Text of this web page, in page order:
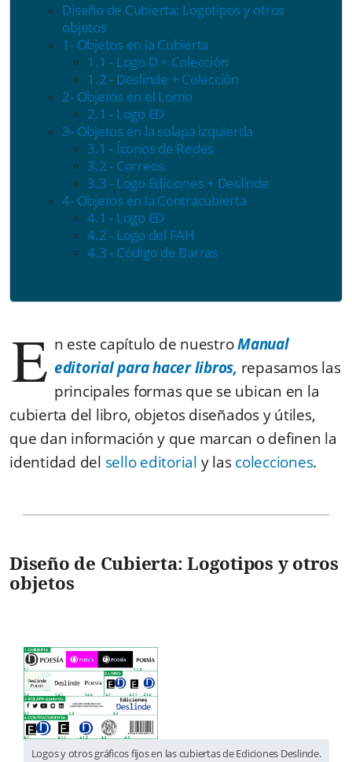
Diseño de Cubierta: Logotipos y otros
objetos
1- Objetos en la Cubierta
1.1 - Logo D + Colección
1.2 - Deslinde + Colección
2- Objetos en el Lomo
2.1 - Logo ED
3- Objetos en la solapa izquierda
3.1 - Íconos de Redes
3.2 - Correos
3.3 - Logo Ediciones + Deslinde
4- Objetos en la Contracubierta
4.1 - Logo ED
4.2 - Logo del FAH
4.3 - Código de Barras
E n este capítulo de nuestroManual
editorial para hacer libros, repasamos las
principales formas que se ubican en la
cubierta del libro, objetos diseñados y útiles,
que dan información y que marcan o definen la
identidad del sello editorial y lascolecciones.
Diseño de Cubierta: Logotipos y otros
objetos
Logos y otros gráficos fijos en las cubiertas de Ediciones Deslinde.